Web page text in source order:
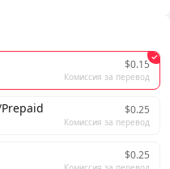
$0.15
Комиссия за перевод
$0.25
Комиссия за перевод
$0.25